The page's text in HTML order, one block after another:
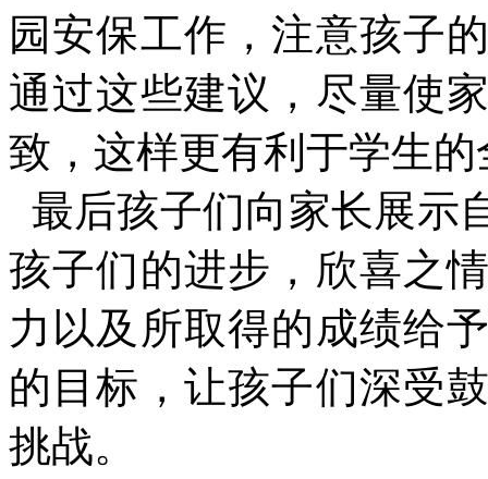
园安保工作，注意孩子
通过这些建议，尽量使
致，这样更有利于学生
最后孩子们向家长展示
孩子们的进步，欣喜之
力以及所取得的成绩给
的目标，让孩子们深受
挑战。